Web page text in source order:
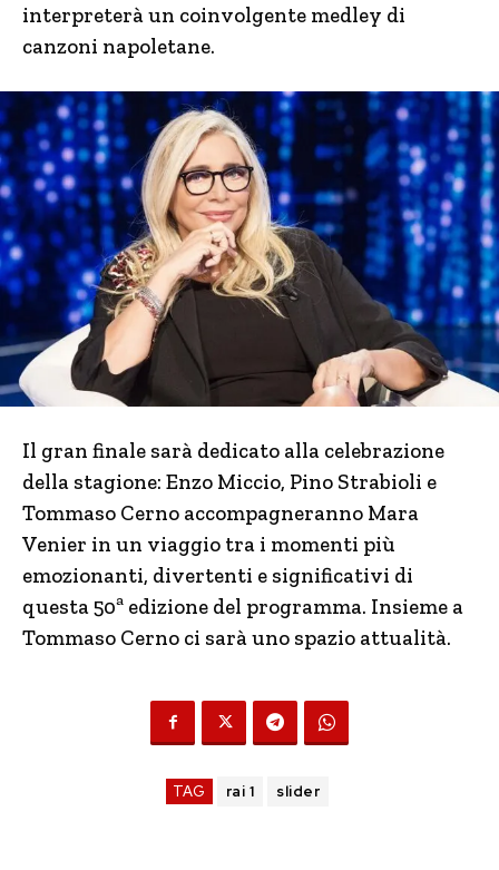
interpreterà un coinvolgente medley di
canzoni napoletane.
Il gran finale sarà dedicato alla celebrazione
della stagione: Enzo Miccio, Pino Strabioli e
Tommaso Cerno accompagneranno Mara
Venier in un viaggio tra i momenti più
emozionanti, divertenti e significativi di
questa 50ª edizione del programma. Insieme a
Tommaso Cerno ci sarà uno spazio attualità.
TAG rai 1 slider